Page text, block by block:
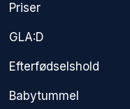
Priser
GLA:D
Efterfødselshold
Babytummel